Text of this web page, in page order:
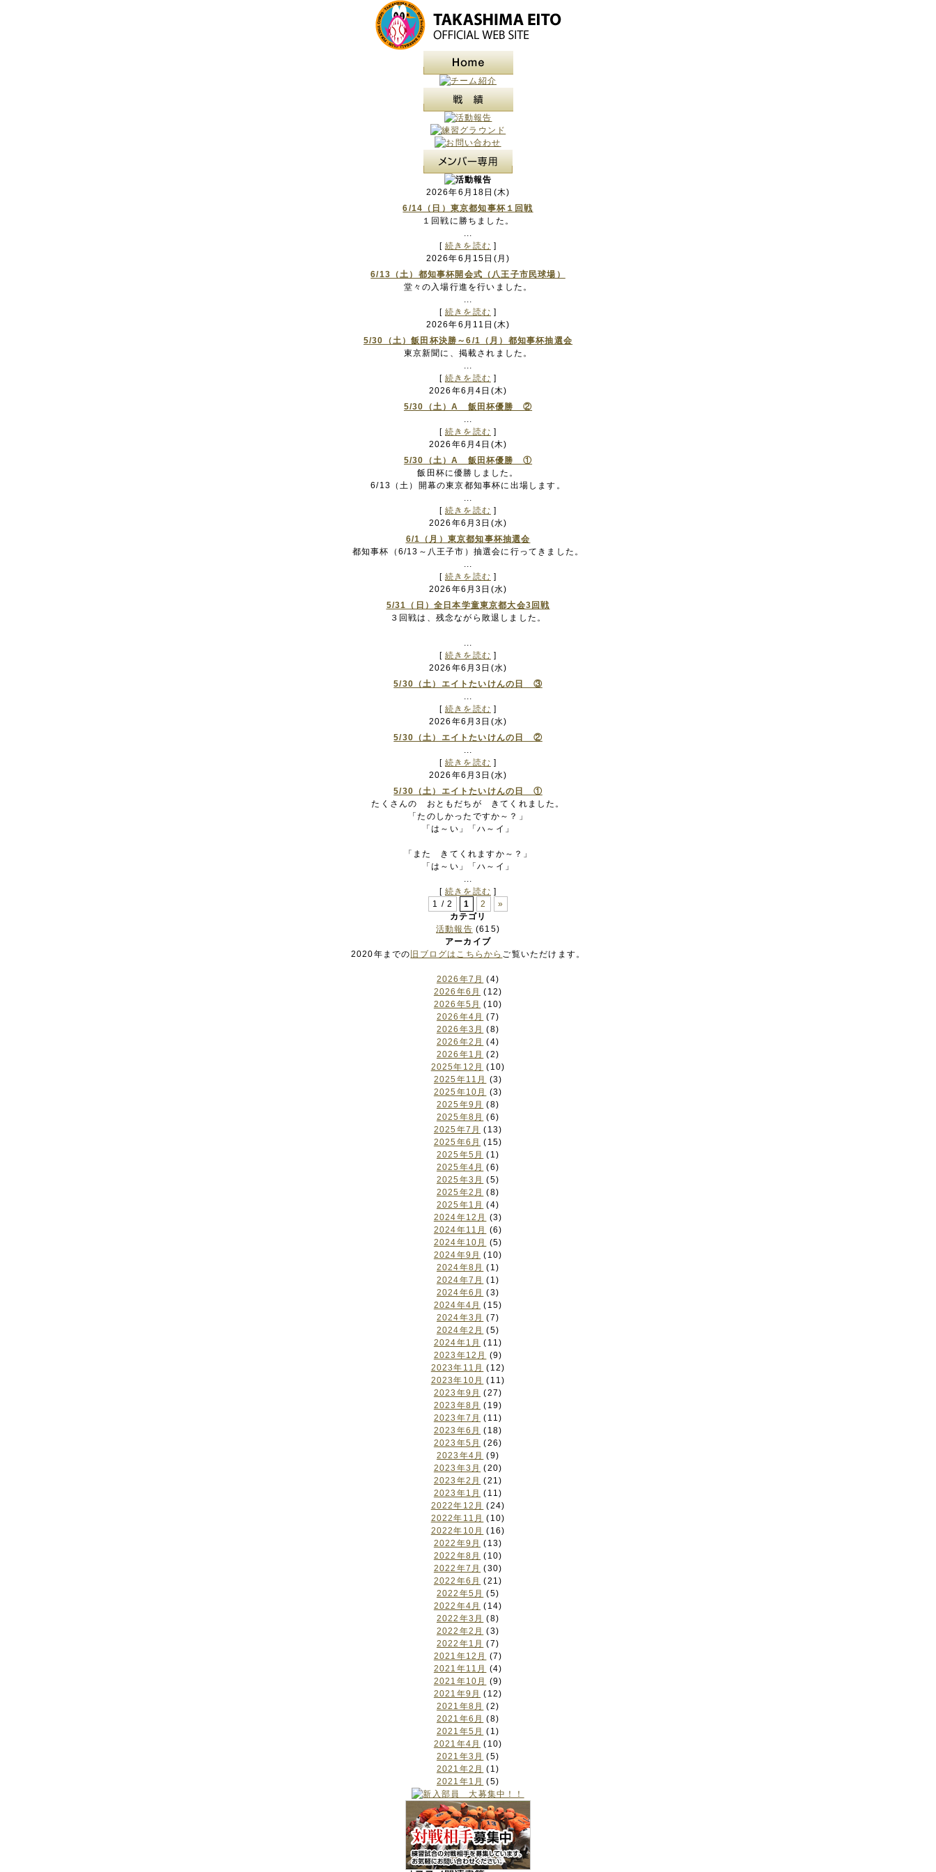
2026年6月18日(木)
6/14（日）東京都知事杯１回戦
１回戦に勝ちました。
...
[ 続きを読む ]
2026年6月15日(月)
6/13（土）都知事杯開会式（八王子市民球場）
堂々の入場行進を行いました。
...
[ 続きを読む ]
2026年6月11日(木)
5/30（土）飯田杯決勝～6/1（月）都知事杯抽選会
東京新聞に、掲載されました。
...
[ 続きを読む ]
2026年6月4日(木)
5/30（土）A 飯田杯優勝 ②
...
[ 続きを読む ]
2026年6月4日(木)
5/30（土）A 飯田杯優勝 ①
飯田杯に優勝しました。
6/13（土）開幕の東京都知事杯に出場します。
...
[ 続きを読む ]
2026年6月3日(水)
6/1（月）東京都知事杯抽選会
都知事杯（6/13～八王子市）抽選会に行ってきました。
...
[ 続きを読む ]
2026年6月3日(水)
5/31（日）全日本学童東京都大会3回戦
３回戦は、残念ながら敗退しました。
...
[ 続きを読む ]
2026年6月3日(水)
5/30（土）エイトたいけんの日 ③
...
[ 続きを読む ]
2026年6月3日(水)
5/30（土）エイトたいけんの日 ②
...
[ 続きを読む ]
2026年6月3日(水)
5/30（土）エイトたいけんの日 ①
たくさんの おともだちが きてくれました。
「たのしかったですか～？」
「は～い」「ハ～イ」
「また きてくれますか～？」
「は～い」「ハ～イ」
...
[ 続きを読む ]
1 / 2
1 2
»
カテゴリ
活動報告 (615)
アーカイブ
2020年までの 旧ブログはこちらから ご覧いただけます。
2026年7月 (4)
2026年6月 (12)
2026年5月 (10)
2026年4月 (7)
2026年3月 (8)
2026年2月 (4)
2026年1月 (2)
2025年12月 (10)
2025年11月
(3)
2025年10月
(3)
2025年9月 (8)
2025年8月 (6)
2025年7月 (13)
2025年6月 (15)
2025年5月 (1)
2025年4月 (6)
2025年3月 (5)
2025年2月 (8)
2025年1月 (4)
2024年12月
(3)
2024年11月
(6)
2024年10月
(5)
2024年9月 (10)
2024年8月 (1)
2024年7月 (1)
2024年6月 (3)
2024年4月 (15)
2024年3月 (7)
2024年2月 (5)
2024年1月 (11)
2023年12月
(9)
2023年11月 (12)
2023年10月 (11)
2023年9月 (27)
2023年8月 (19)
2023年7月 (11)
2023年6月 (18)
2023年5月 (26)
2023年4月 (9)
2023年3月 (20)
2023年2月 (21)
2023年1月 (11)
2022年12月 (24)
2022年11月 (10)
2022年10月 (16)
2022年9月 (13)
2022年8月 (10)
2022年7月 (30)
2022年6月 (21)
2022年5月 (5)
2022年4月 (14)
2022年3月 (8)
2022年2月 (3)
2022年1月 (7)
2021年12月
(7)
2021年11月
(4)
2021年10月
(9)
2021年9月 (12)
2021年8月 (2)
2021年6月 (8)
2021年5月 (1)
2021年4月 (10)
2021年3月 (5)
2021年2月 (1)
2021年1月 (5)